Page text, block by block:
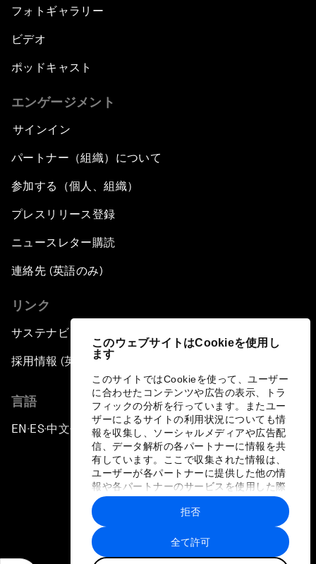
このウェブサイトはCookieを使用し
ます
このサイトではCookieを使って、ユーザー
に合わせたコンテンツや広告の表示、トラ
フィックの分析を行っています。またユー
ザーによるサイトの利用状況についても情
報を収集し、ソーシャルメディアや広告配
信、データ解析の各パートナーに情報を共
有しています。ここで収集された情報は、
ユーザーが各パートナーに提供した他の情
報や各パートナーのサービスを使用した際
に収集された情報と組み合わされ、各パー
トナーによって使用されることがありま
す。
全て許可
拒否
フォトギャラリー
ビデオ
ポッドキャスト
エンゲージメント
サインイン
パートナー（組織）について
参加する（個人、組織）
プレスリリース登録
ニュースレター購読
連絡先 (英語のみ)
リンク
サステナビリティへの取り組み
採用情報 (英語のみ)
言語
EN ▪ ES▪中文▪ 日本語
プライバシーポリシーと利用規約
サイトマップ